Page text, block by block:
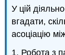
У цій
вгадати,
асоціацію
1. Робота з